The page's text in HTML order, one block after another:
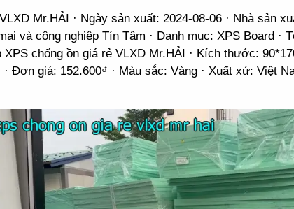
Mr.HẢI · Ngày sản xuất: 2024-08-06 · Nhà sản
và công nghiệp Tín Tâm · Danh mục: XPS Board ·
XPS chống ồn giá rẻ VLXD Mr.HẢI · Kích thước:
· Đơn giá: 152.600₫ · Màu sắc: Vàng · Xuất xứ: Việt